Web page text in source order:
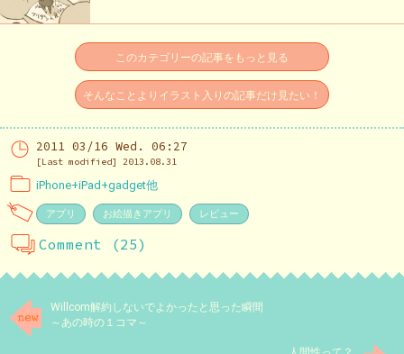
このカテゴリーの記事をもっと見る
そんなことよりイラスト入りの記事だけ見たい！
2011 03/16 Wed. 06:27
[Last modified] 2013.08.31
iPhone+iPad+gadget他
アプリ お絵描きアプリ レビュー
Comment (25)
Willcom解約しないでよかったと思った瞬間
～あの時の１コマ～